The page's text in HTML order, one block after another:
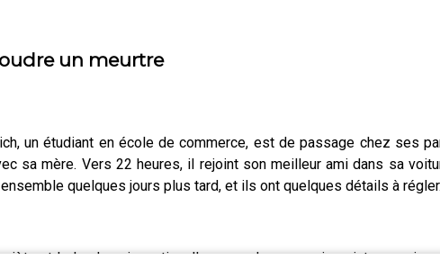
un meurtre
un étudiant en école de commerce, est de passage chez ses
sa mère. Vers 22 heures, il rejoint son meilleur ami dans sa
quelques jours plus tard, et ils ont quelques détails à régler.